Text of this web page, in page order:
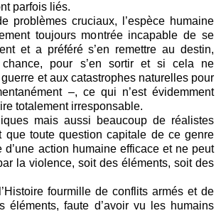
parfois liés.
problèmes cruciaux, l’espèce humaine
toujours montrée incapable de se
et a préféré s’en remettre au destin,
chance, pour s’en sortir et si cela ne
et aux catastrophes naturelles pour
–, ce qui n’est évidemment
totalement irresponsable.
mais aussi beaucoup de réalistes
que toute question capitale de ce genre
d’une action humaine efficace et ne peut
la violence, soit des éléments, soit des
fourmille de conflits armés et de
éléments, faute d’avoir vu les humains